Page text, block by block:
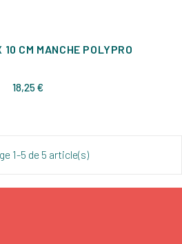
CM MANCHE POLYPRO
18,25 €Prix
1-5 de 5 article(s)